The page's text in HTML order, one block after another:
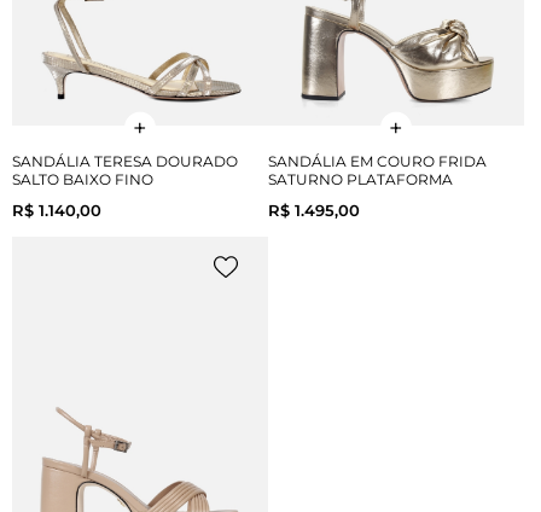
SANDÁLIA TERESA DOURADO
SALTO BAIXO FINO
R$ 1.140,00
SANDÁLIA EM COURO FRIDA
SATURNO PLATAFORMA
R$ 1.495,00